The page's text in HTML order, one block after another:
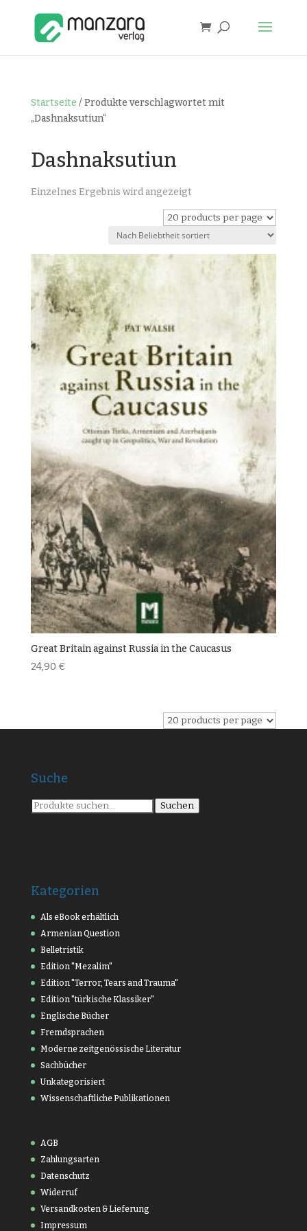
Startseite / Produkte verschlagwortet mit
„Dashnaksutiun“
Dashnaksutiun
Einzelnes Ergebnis wird angezeigt
Great Britain against Russia in the Caucasus
24,90 €
Suche
Suche
nach:
Suchen
Kategorien
Als eBook erhältlich
Armenian Question
Belletristik
Edition "Mezalim"
Edition "Terror, Tears and Trauma"
Edition "türkische Klassiker"
Englische Bücher
Fremdsprachen
Moderne zeitgenössische Literatur
Sachbücher
Unkategorisiert
Wissenschaftliche Publikationen
AGB
Zahlungsarten
Datenschutz
Widerruf
Versandkosten & Lieferung
Impressum